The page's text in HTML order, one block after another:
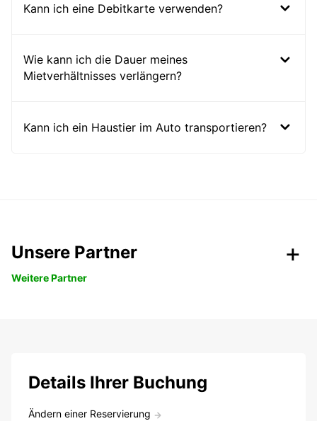
Kann ich eine Debitkarte verwenden?
Wie kann ich die Dauer meines
Mietverhältnisses verlängern?
Kann ich ein Haustier im Auto transportieren?
Unsere Partner
Weitere Partner
Details Ihrer Buchung
Ändern einer Reservierung